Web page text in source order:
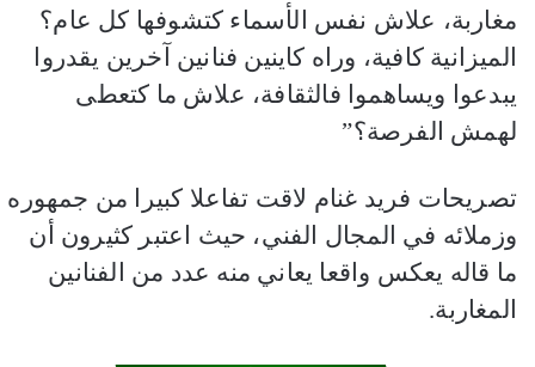
مغاربة، علاش نفس الأسماء كتشوفها كل عام؟
الميزانية كافية، وراه كاينين فنانين آخرين يقدروا
يبدعوا ويساهموا فالثقافة، علاش ما كتعطى
لهمش الفرصة؟”
تصريحات فريد غنام لاقت تفاعلا كبيرا من جمهوره
وزملائه في المجال الفني، حيث اعتبر كثيرون أن
ما قاله يعكس واقعا يعاني منه عدد من الفنانين
المغاربة.